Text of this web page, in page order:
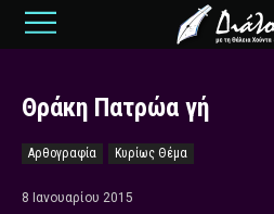
Θράκη Πατρώα γή
Αρθογραφία Κυρίως Θέμα
8 Ιανουαρίου 2015